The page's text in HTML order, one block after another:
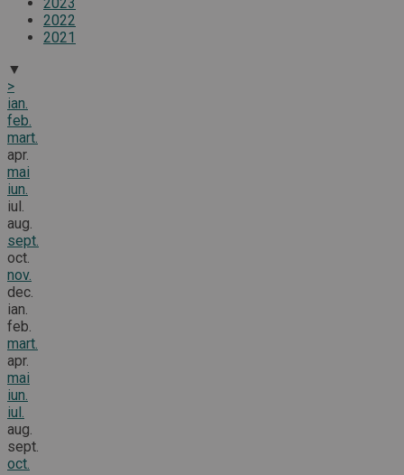
2022
2021
▼
>
ian.
feb.
mart.
apr.
mai
iun.
iul.
aug.
sept.
oct.
nov.
dec.
ian.
feb.
mart.
apr.
mai
iun.
iul.
aug.
sept.
oct.